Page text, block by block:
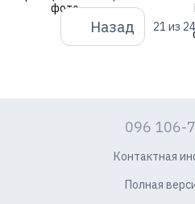
Назад 21 из 24
096 106-
Контактная
Полная